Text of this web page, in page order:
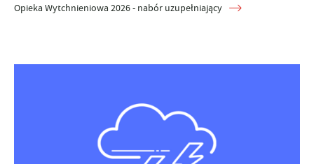
Opieka Wytchnieniowa 2026 - nabór uzupełniający